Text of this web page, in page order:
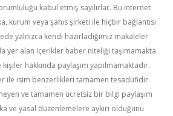
kabul etmiş sayılırlar. Bu internet
kurum veya şahıs şirketi ile hiçbir bağlantısı
yalnızca kendi hazırladığımız makaleler
yer alan içerikler haber niteliği taşımamakta
hakkında paylaşım yapılmamaktadır.
ile isim benzerlikleri tamamen tesadüfidir.
ve tamamen ücretsiz bir bilgi paylaşım
ve yasal düzenlemelere aykırı olduğunu